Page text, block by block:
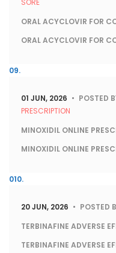
SORE
ORAL ACYCLOVIR FOR
ORAL ACYCLOVIR FOR
01 JUN, 2026 POSTED
PRESCRIPTION
MINOXIDIL ONLINE
MINOXIDIL ONLINE
20 JUN, 2026 POSTED
TERBINAFINE ADVERSE
TERBINAFINE ADVERSE